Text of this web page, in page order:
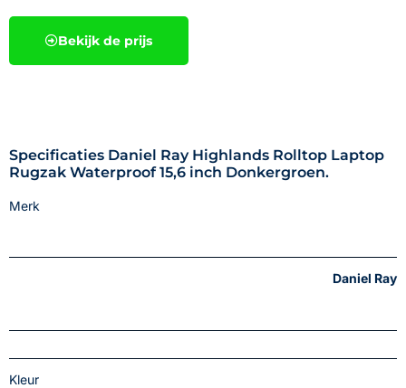
Bekijk de prijs
Specificaties Daniel Ray Highlands Rolltop Laptop
Rugzak Waterproof 15,6 inch Donkergroen.
Merk
Daniel Ray
Kleur